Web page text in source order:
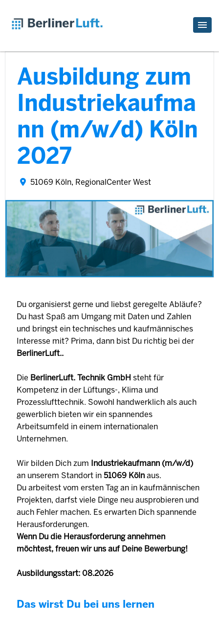
Ausbildung zum
Industriekaufma
nn (m/w/d) Köln
2027
51069 Köln, RegionalCenter West
Du organisierst gerne und liebst geregelte Abläufe?
Du hast Spaß am Umgang mit Daten und Zahlen
und bringst ein technisches und kaufmännisches
Interesse mit? Prima, dann bist Du richtig bei der
BerlinerLuft..
Die BerlinerLuft. Technik GmbH steht für
Kompetenz in der Lüftungs-, Klima und
Prozesslufttechnik. Sowohl handwerklich als auch
gewerblich bieten wir ein spannendes
Arbeitsumfeld in einem internationalen
Unternehmen.
Wir bilden Dich zum Industriekaufmann (m/w/d)
an unserem Standort in 51069 Köln aus.
Du arbeitest vom ersten Tag an in kaufmännischen
Projekten, darfst viele Dinge neu ausprobieren und
auch Fehler machen. Es erwarten Dich spannende
Herausforderungen.
Wenn Du die Herausforderung annehmen
möchtest, freuen wir uns auf Deine Bewerbung!
Ausbildungsstart: 08.2026
Das wirst Du bei uns lernen